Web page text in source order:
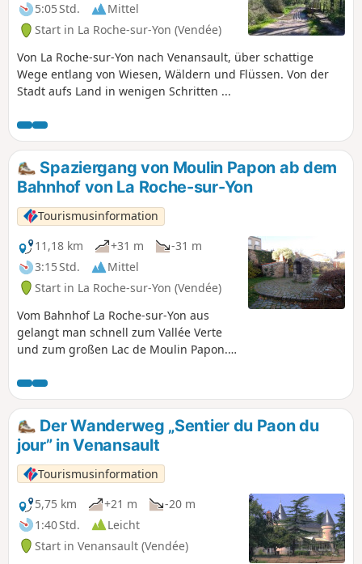
5:05 Std.
Mittel
Start in La Roche-sur-Yon (Vendée)
Von La Roche-sur-Yon nach Venansault, über schattige
Wege entlang von Wiesen, Wäldern und Flüssen. Von der
Stadt aufs Land in wenigen Schritten ...
Spaziergang von Moulin Papon ab dem
Bahnhof von La Roche-sur-Yon
Tourismusinformation
11,18 km
+31 m
-31 m
3:15 Std.
Mittel
Start in La Roche-sur-Yon (Vendée)
Vom Bahnhof La Roche-sur-Yon aus
gelangt man schnell zum Vallée Verte
und zum großen Lac de Moulin Papon.
Grünflächen, und in ihrer Mitte fließt
ein Fluss, der Yon, ein wahrer
Grünkorridor, der sie von Norden nach
Süden durchzieht.
Der Wanderweg „Sentier du Paon du
jour” in Venansault
Tourismusinformation
5,75 km
+21 m
-20 m
1:40 Std.
Leicht
Start in Venansault (Vendée)